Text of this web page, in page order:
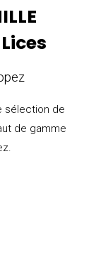
sélection de
de gamme